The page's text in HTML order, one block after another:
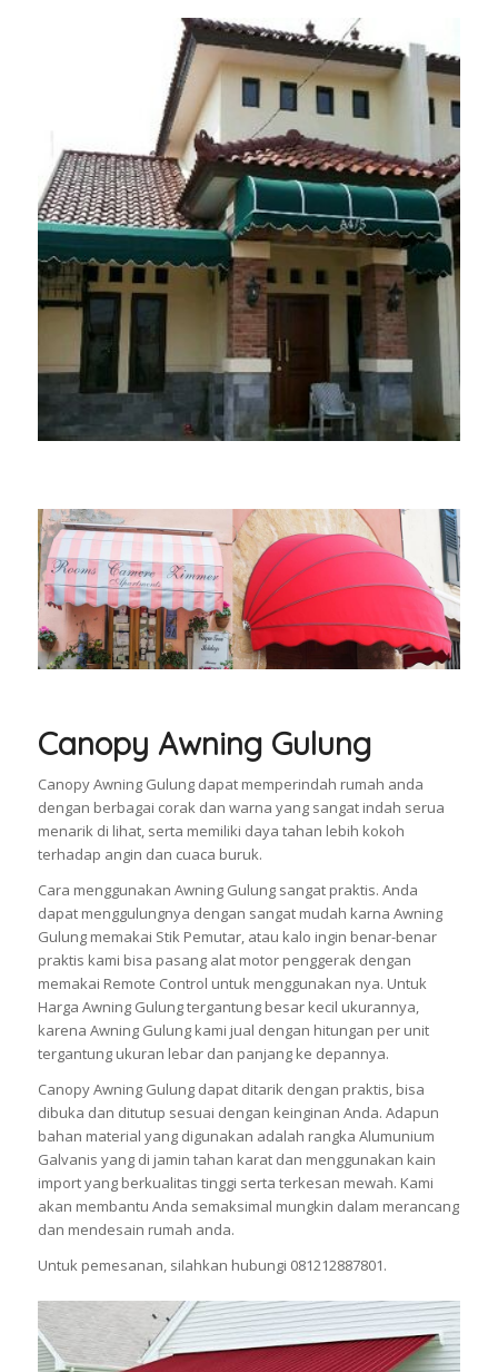
Canopy Awning Gulung
Canopy Awning Gulung dapat memperindah rumah anda
dengan berbagai corak dan warna yang sangat indah serua
menarik di lihat, serta memiliki daya tahan lebih kokoh
terhadap angin dan cuaca buruk.
Cara menggunakan Awning Gulung sangat praktis. Anda
dapat menggulungnya dengan sangat mudah karna Awning
Gulung memakai Stik Pemutar, atau kalo ingin benar-benar
praktis kami bisa pasang alat motor penggerak dengan
memakai Remote Control untuk menggunakan nya. Untuk
Harga Awning Gulung tergantung besar kecil ukurannya,
karena Awning Gulung kami jual dengan hitungan per unit
tergantung ukuran lebar dan panjang ke depannya.
Canopy Awning Gulung dapat ditarik dengan praktis, bisa
dibuka dan ditutup sesuai dengan keinginan Anda. Adapun
bahan material yang digunakan adalah rangka Alumunium
Galvanis yang di jamin tahan karat dan menggunakan kain
import yang berkualitas tinggi serta terkesan mewah. Kami
akan membantu Anda semaksimal mungkin dalam merancang
dan mendesain rumah anda.
Untuk pemesanan, silahkan hubungi 081212887801.